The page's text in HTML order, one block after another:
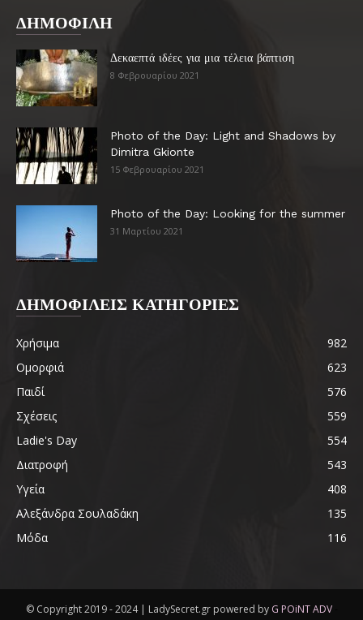
ΔΗΜΟΦΙΛΗ
Δεκαεπτά ιδέες για μια τέλεια βάπτιση
8 Φεβρουαρίου 2021
Photo of the Day: Light and Shadows by
Dimitra Gkionte
15 Φεβρουαρίου 2021
Photo of the Day: Looking for the summer
31 Μαρτίου 2021
ΔΗΜΟΦΙΛΕΙΣ ΚΑΤΗΓΟΡΙΕΣ
Χρήσιμα
982
Ομορφιά
623
Παιδί
576
Σχέσεις
559
Ladie's Day
554
Διατροφή
543
Υγεία
408
Αλεξάνδρα Σουλαδάκη
135
Μόδα
116
© Copyright 2019 - 2024 | LadySecret.gr powered by G POiNT ADV